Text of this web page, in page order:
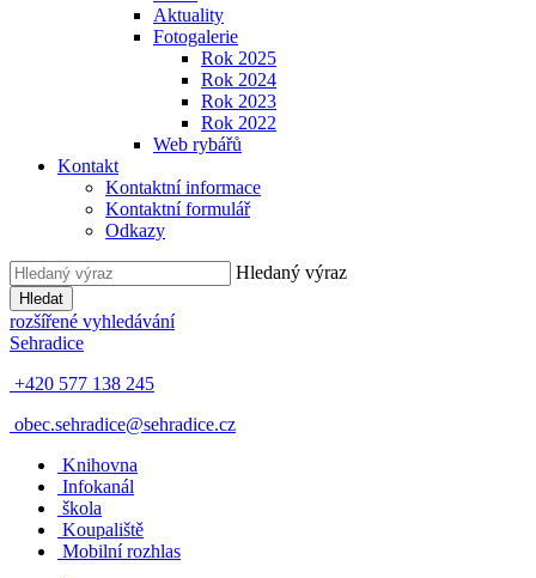
Aktuality
Fotogalerie
Rok 2025
Rok 2024
Rok 2023
Rok 2022
Web rybářů
Kontakt
Kontaktní informace
Kontaktní formulář
Odkazy
Hledaný výraz
Hledat
rozšířené vyhledávání
Sehradice
+420 577 138 245
obec.sehradice@sehradice.cz
Knihovna
Infokanál
škola
Koupaliště
Mobilní rozhlas